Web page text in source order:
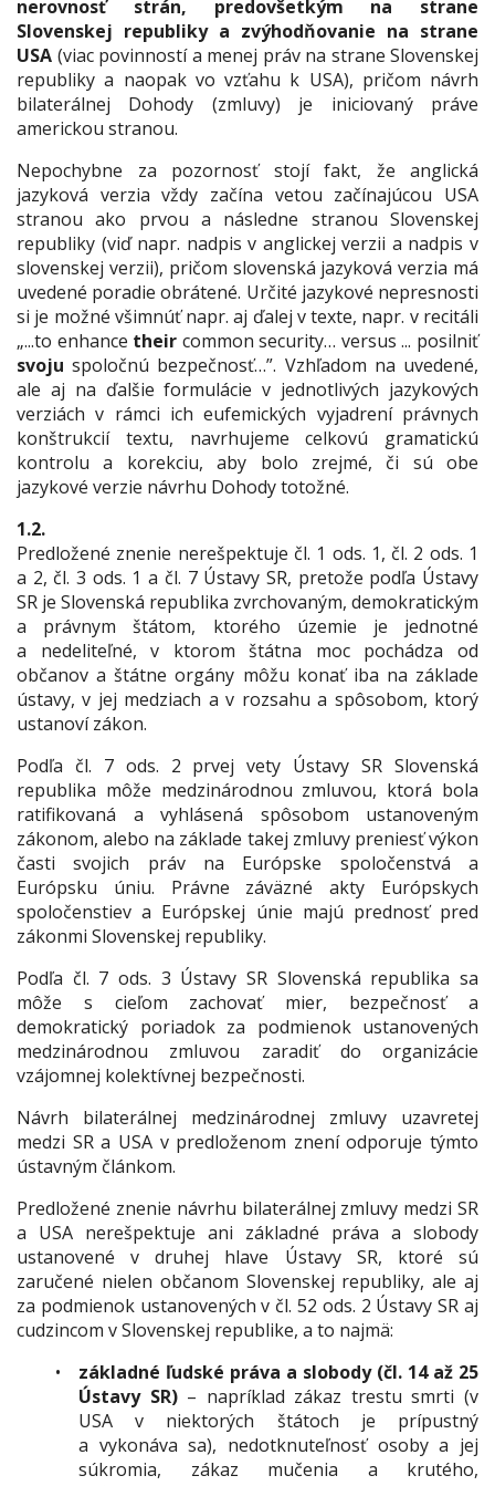
nerovnosť strán, predovšetkým na strane
Slovenskej republiky a zvýhodňovanie na strane
USA (viac povinností a menej práv na strane Slovenskej
republiky a naopak vo vzťahu k USA), pričom návrh
bilaterálnej Dohody (zmluvy) je iniciovaný práve
americkou stranou.
Nepochybne za pozornosť stojí fakt, že anglická
jazyková verzia vždy začína vetou začínajúcou USA
stranou ako prvou a následne stranou Slovenskej
republiky (viď napr. nadpis v anglickej verzii a nadpis v
slovenskej verzii), pričom slovenská jazyková verzia má
uvedené poradie obrátené. Určité jazykové nepresnosti
si je možné všimnúť napr. aj ďalej v texte, napr. v recitáli
„...to enhance their common security… versus... posilniť
svoju spoločnú bezpečnosť…”. Vzhľadom na uvedené,
ale aj na ďalšie formulácie v jednotlivých jazykových
verziách v rámci ich eufemických vyjadrení právnych
konštrukcií textu, navrhujeme celkovú gramatickú
kontrolu a korekciu, aby bolo zrejmé, či sú obe
jazykové verzie návrhu Dohody totožné.
1.2.
Predložené znenie nerešpektuje čl. 1 ods. 1, čl. 2 ods. 1
a 2, čl. 3 ods. 1 a čl. 7 Ústavy SR, pretože podľa Ústavy
SR je Slovenská republika zvrchovaným, demokratickým
a právnym štátom, ktorého územie je jednotné
a nedeliteľné, v ktorom štátna moc pochádza od
občanov a štátne orgány môžu konať iba na základe
ústavy, v jej medziach a v rozsahu a spôsobom, ktorý
ustanoví zákon.
Podľa čl. 7 ods. 2 prvej vety Ústavy SR Slovenská
republika môže medzinárodnou zmluvou, ktorá bola
ratifikovaná a vyhlásená spôsobom ustanoveným
zákonom, alebo na základe takej zmluvy preniesť výkon
časti svojich práv na Európske spoločenstvá a
Európsku úniu. Právne záväzné akty Európskych
spoločenstiev a Európskej únie majú prednosť pred
zákonmi Slovenskej republiky.
Podľa čl. 7 ods. 3 Ústavy SR Slovenská republika sa
môže s cieľom zachovať mier, bezpečnosť a
demokratický poriadok za podmienok ustanovených
medzinárodnou zmluvou zaradiť do organizácie
vzájomnej kolektívnej bezpečnosti.
Návrh bilaterálnej medzinárodnej zmluvy uzavretej
medzi SR a USA v predloženom znení odporuje týmto
ústavným článkom.
Predložené znenie návrhu bilaterálnej zmluvy medzi SR
a USA nerešpektuje ani základné práva a slobody
ustanovené v druhej hlave Ústavy SR, ktoré sú
zaručené nielen občanom Slovenskej republiky, ale aj
za podmienok ustanovených v čl. 52 ods. 2 Ústavy SR aj
cudzincom v Slovenskej republike, a to najmä:
základné ľudské práva a slobody (čl. 14 až 25
Ústavy SR) – napríklad zákaz trestu smrti (v
USA v niektorých štátoch je prípustný
a vykonáva sa), nedotknuteľnosť osoby a jej
súkromia, zákaz mučenia a krutého,